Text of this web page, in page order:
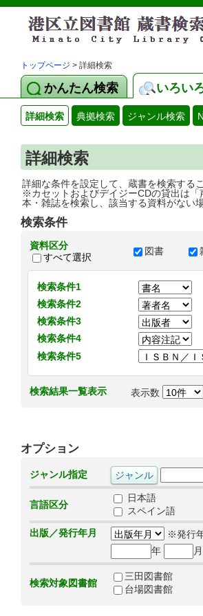
トップページ > 詳細検索
かんたん検索 いろい
詳細検索 典拠検索 ジャンル検索
詳細検索
詳細な条件を設定して、蔵書を検索する
※カセットおよびデイジーCDの貸出は「
本・雑誌を検索し、該当する資料がない
検索条件
資料区分
すべて選択
図書
検索条件1
検索条件2
検索条件3
検索条件4
検索条件5
検索結果一覧表示 表示数
オプション
ジャンル指定
言語区分
日本語
スペイン語
出版／発行年月
※発行
年
検索対象図書館
三田図書館
台場図書館